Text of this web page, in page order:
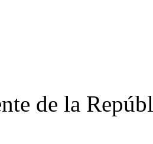
de la